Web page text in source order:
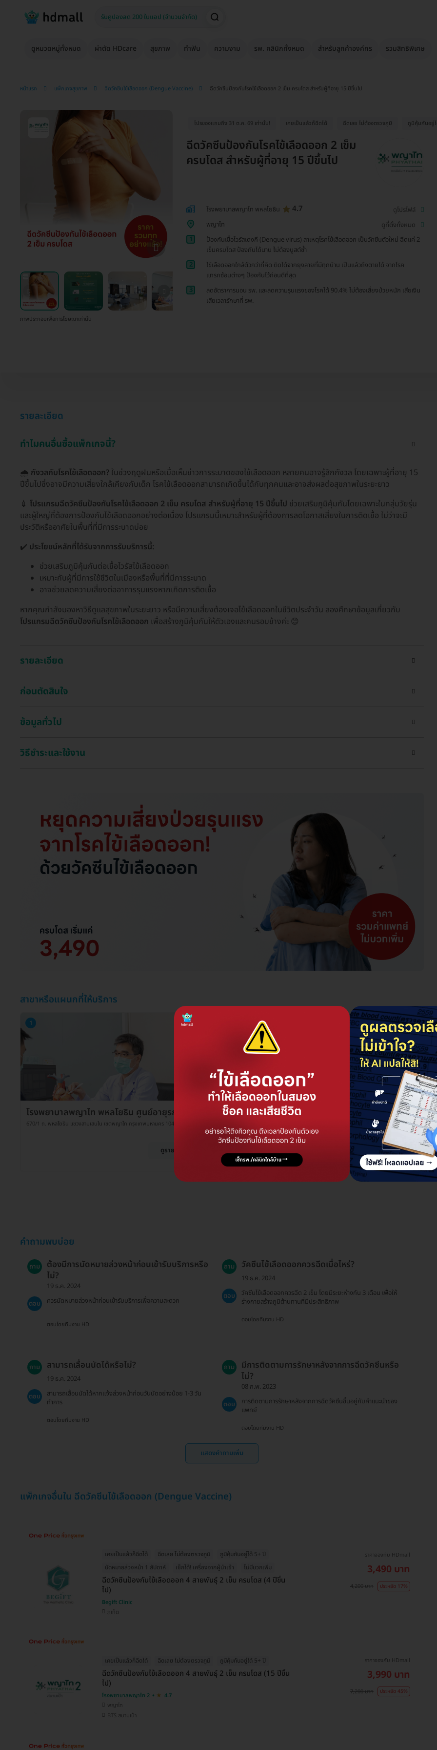
ดูหมวดหมู่ทั้งหมด ผ่าตัด HDcare สุขภาพ ทำฟัน ความงาม รพ. คลินิกทั้งหมด สำหรับลูกค้าองค์กร รวมสิทธิพิเศษ
หน้าแรก แพ็กเกจสุขภาพ ฉีดวัคซีนไข้เลือดออก (Dengue Vaccine) ฉีดวัคซีนป้องกันโรคไข้เลือดออก 2 เข็ม ครบโดส สำหรับผู้ที่อายุ 15 ปีขึ้นไป
ภาพประกอบเพื่อการโฆษณาเท่านั้น
โปรของแถมถึง 31 ต.ค. 69 เท่านั้น! เคยเป็นแล้วก็ฉีดได้ ฉีดเลย ไม่ต้องตรวจภูมิ ภูมิคุ้มกันอยู่
ฉีดวัคซีนป้องกันโรคไข้เลือดออก 2 เข็ม
ครบโดส สำหรับผู้ที่อายุ 15 ปีขึ้นไป
โรงพยาบาลพญาไท พหลโยธิน 4.7
ดูโปรไฟล์
พญาไท
ดูที่ตั้งทั้งหมด
1
ป้องกันเชื้อไวรัสเดงกี (Dengue virus) สาเหตุโรคไข้เลือดออก เป็นวัคซีนตัวใหม่ ฉีดแค่ 2
เข็มครบโดส ป้องกันได้นาน ไม่ต้องบูสต์ซ้ำ
2
ไข้เลือดออกใกล้ตัวกว่าที่คิด ติดได้จากยุงลายที่มีทุกบ้าน เป็นแล้วถึงตายได้ จากโรค
แทรกซ้อนต่างๆ ป้องกันไว้ก่อนดีที่สุด
3
ลดอัตราการนอน รพ. และลดความรุนแรงของโรคได้ 90.4% ไม่ต้องเสี่ยงป่วยหนัก เสียเงิน
เสียเวลารักษาที่ รพ.
รายละเอียด
ทำไมคนอื่นซื้อแพ็กเกจนี้?
🌧️ กังวลกับโรคไข้เลือดออก? ในช่วงฤดูฝนหรือเมื่อเห็นข่าวการระบาดของไข้เลือดออก หลายคนอาจรู้สึกกังวล โดยเฉพาะผู้ที่อายุ 15
ปีขึ้นไปซึ่งอาจมีความเสี่ยงใกล้เคียงกับเด็ก โรคไข้เลือดออกสามารถเกิดขึ้นได้กับทุกคนและอาจส่งผลต่อสุขภาพในระยะยาว
💉 โปรแกรมฉีดวัคซีนป้องกันโรคไข้เลือดออก 2 เข็ม ครบโดส สำหรับผู้ที่อายุ 15 ปีขึ้นไป ช่วยเสริมภูมิคุ้มกันโดยเฉพาะในกลุ่มวัยรุ่น
และผู้ใหญ่ที่ต้องการป้องกันไข้เลือดออกอย่างต่อเนื่อง โปรแกรมนี้เหมาะสำหรับผู้ที่ต้องการลดโอกาสเสี่ยงในการติดเชื้อ ไม่ว่าจะมี
ประวัติหรืออาศัยในพื้นที่ที่มีการระบาดบ่อย
✔️ ประโยชน์หลักที่ได้รับจากการรับบริการนี้:
ช่วยเสริมภูมิคุ้มกันต่อเชื้อไวรัสไข้เลือดออก
เหมาะกับผู้ที่มีการใช้ชีวิตในเมืองหรือพื้นที่ที่มีการระบาด
อาจช่วยลดความเสี่ยงต่ออาการรุนแรงหากเกิดการติดเชื้อ
หากคุณกำลังมองหาวิธีดูแลสุขภาพในระยะยาว หรือมีความเสี่ยงต้องเจอไข้เลือดออกในชีวิตประจำวัน ลองศึกษาข้อมูลเกี่ยวกับ
โปรแกรมฉีดวัคซีนป้องกันโรคไข้เลือดออก เพื่อสร้างภูมิคุ้มกันให้ตัวเองและคนรอบข้างค่ะ 😊
รายละเอียด
ก่อนตัดสินใจ
ข้อมูลทั่วไป
วิธีชำระและใช้งาน
สาขาหรือแผนกที่ให้บริการ
1
โรงพยาบาลพญาไท พหลโยธิน ศูนย์อายุรกรรม
670/1 ถ. พหลโยธิน แขวงสามเสนใน เขตพญาไท กรุงเทพมหานคร 10400
ดูรายละเอียด
คำถามพบบ่อย
ถาม
ต้องมีการนัดหมายล่วงหน้าก่อนเข้ารับบริการหรือ
ไม่?
19 ธ.ค. 2024
ตอบ
ควรนัดหมายล่วงหน้าก่อนเข้ารับบริการเพื่อความสะดวก
ตอบโดยทีมงาน HD
ถาม วัคซีนไข้เลือดออกควรฉีดเมื่อไหร่?
19 ธ.ค. 2024
ตอบ
วัคซีนไข้เลือดออกควรฉีด 2 เข็ม โดยมีระยะห่างกัน 3 เดือน เพื่อให้
ร่างกายสร้างภูมิต้านทานที่มีประสิทธิภาพ
ตอบโดยทีมงาน HD
ถาม สามารถเลื่อนนัดได้หรือไม่?
19 ธ.ค. 2024
ตอบ
สามารถเลื่อนนัดได้หากแจ้งล่วงหน้าก่อนวันนัดอย่างน้อย 1-3 วัน
ทำการ
ตอบโดยทีมงาน HD
ถาม
มีการติดตามการรักษาหลังจากการฉีดวัคซีนหรือ
ไม่?
08 ก.พ. 2023
ตอบ
การติดตามการรักษาหลังจากการฉีดวัคซีนขึ้นอยู่กับคำแนะนำของ
แพทย์
ตอบโดยทีมงาน HD
แสดงคำถามเพิ่ม
แพ็กเกจอื่นใน ฉีดวัคซีนไข้เลือดออก (Dengue Vaccine)
เคยเป็นแล้วก็ฉีดได้ ฉีดเลย ไม่ต้องตรวจภูมิ
ภูมิคุ้มกันอยู่ได้ 5+ ปี
นัดหมายล่วงหน้า 1 สัปดาห์
เช็กได้! เครื่องจากผู้นำเข้า ไม่มีบวกเพิ่ม
ฉีดวัคซีนป้องกันไข้เลือดออก 4 สายพันธุ์ 2 เข็ม ครบโดส (4 ปีขึ้น
ไป)
Begift Clinic
ภูเก็ต
ราคาจองกับ HDmall
3,490 บาท
4,200 บาท ประหยัด 17%
เคยเป็นแล้วก็ฉีดได้ ฉีดเลย ไม่ต้องตรวจภูมิ ภูมิคุ้มกันอยู่ได้ 5+ ปี
ฉีดวัคซีนป้องกันไข้เลือดออก 4 สายพันธุ์ 2 เข็ม ครบโดส (15 ปีขึ้น
ไป)
โรงพยาบาลพญาไท 2
4.7
พญาไท
BTS สนามเป้า
ราคาจองกับ HDmall
3,990 บาท
7,200 บาท ประหยัด 45%